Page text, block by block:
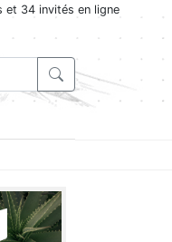
et 34 invités en ligne